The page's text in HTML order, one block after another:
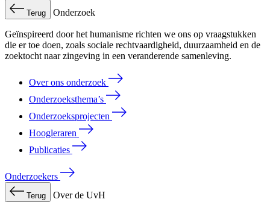
Terug Onderzoek
Geïnspireerd door het humanisme richten we ons op vraagstukken
die er toe doen, zoals sociale rechtvaardigheid, duurzaamheid en de
zoektocht naar zingeving in een veranderende samenleving.
Over ons onderzoek
Onderzoeksthema’s
Onderzoeksprojecten
Hoogleraren
Publicaties
Onderzoekers
Terug Over de UvH